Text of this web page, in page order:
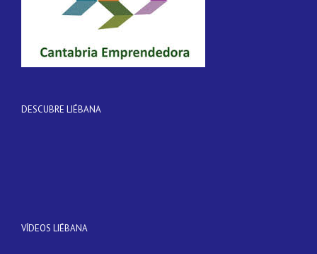
DESCUBRE LIÉBANA
VÍDEOS LIÉBANA